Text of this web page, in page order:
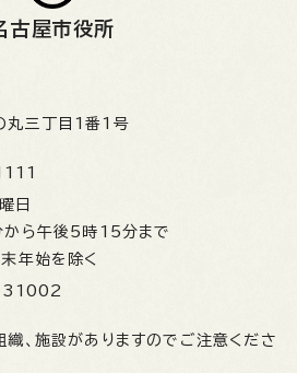
古屋市役所
丸三丁目1番1号
日
ら午後5時15分まで
末年始を除く
、施設がありますのでご注意くださ